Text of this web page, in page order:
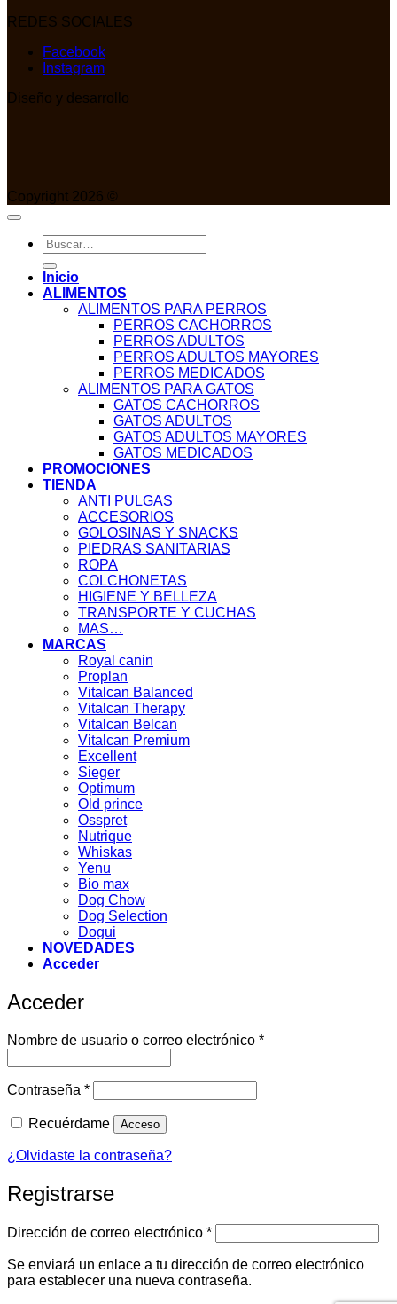
REDES SOCIALES
Facebook
Instagram
Diseño y desarrollo
Copyright 2026 ©
Buscar
por:
Inicio
ALIMENTOS
ALIMENTOS PARA PERROS
PERROS CACHORROS
PERROS ADULTOS
PERROS ADULTOS MAYORES
PERROS MEDICADOS
ALIMENTOS PARA GATOS
GATOS CACHORROS
GATOS ADULTOS
GATOS ADULTOS MAYORES
GATOS MEDICADOS
PROMOCIONES
TIENDA
ANTI PULGAS
ACCESORIOS
GOLOSINAS Y SNACKS
PIEDRAS SANITARIAS
ROPA
COLCHONETAS
HIGIENE Y BELLEZA
TRANSPORTE Y CUCHAS
MAS…
MARCAS
Royal canin
Proplan
Vitalcan Balanced
Vitalcan Therapy
Vitalcan Belcan
Vitalcan Premium
Excellent
Sieger
Optimum
Old prince
Osspret
Nutrique
Whiskas
Yenu
Bio max
Dog Chow
Dog Selection
Dogui
NOVEDADES
Acceder
Acceder
Nombre de usuario o correo electrónico *Obligatorio
Contraseña *Obligatorio
Recuérdame Acceso
¿Olvidaste la contraseña?
Registrarse
Dirección de correo electrónico *Obligatorio
Se enviará un enlace a tu dirección de correo electrónico
para establecer una nueva contraseña.